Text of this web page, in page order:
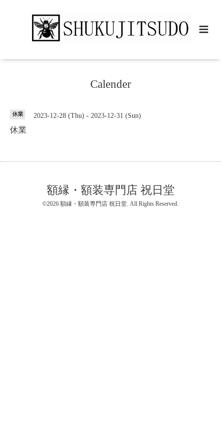
Calender
休業 2023-12-28 (Thu) - 2023-12-31 (Sun)
休業
額縁・額装専門店 祝日堂
©2026 額縁・額装専門店 祝日堂 . All Rights Reserved.